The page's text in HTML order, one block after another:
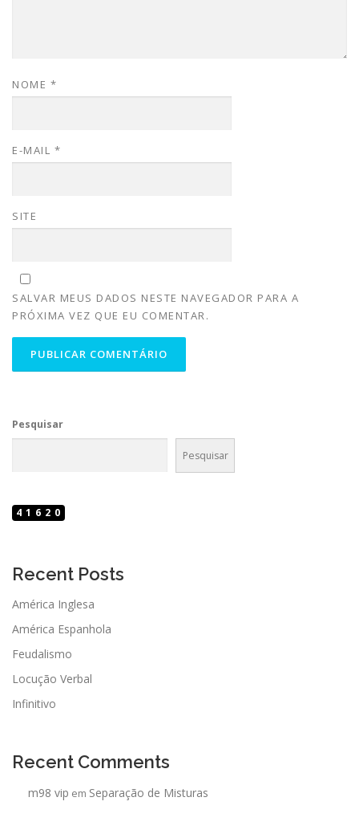
NOME *
E-MAIL *
SITE
SALVAR MEUS DADOS NESTE NAVEGADOR PARA A
PRÓXIMA VEZ QUE EU COMENTAR.
Pesquisar
Pesquisar
41620
Recent Posts
América Inglesa
América Espanhola
Feudalismo
Locução Verbal
Infinitivo
Recent Comments
m98 vip em Separação de Misturas